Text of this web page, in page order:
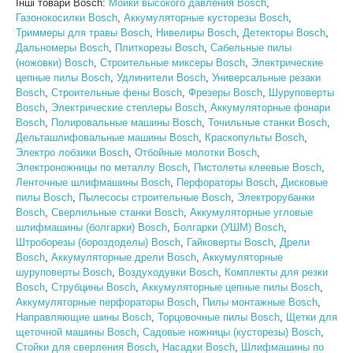
Інші товари Bosch: Мойки высокого давления Bosch,
Газонокосилки Bosch, Аккумуляторные кусторезы Bosch,
Триммеры для травы Bosch, Нивелиры Bosch, Детекторы Bosch,
Дальномеры Bosch, Плиткорезы Bosch, Сабельные пилы
(ножовки) Bosch, Строительные миксеры Bosch, Электрические
цепные пилы Bosch, Удлинители Bosch, Универсальные резаки
Bosch, Строительные фены Bosch, Фрезеры Bosch, Шуруповерты
Bosch, Электрические степлеры Bosch, Аккумуляторные фонари
Bosch, Полировальные машины Bosch, Точильные станки Bosch,
Дельташлифовальные машины Bosch, Краскопульты Bosch,
Электро лобзики Bosch, Отбойные молотки Bosch,
Электроножницы по металлу Bosch, Пистолеты клеевые Bosch,
Ленточные шлифмашины Bosch, Перфораторы Bosch, Дисковые
пилы Bosch, Пылесосы строительные Bosch, Электрорубанки
Bosch, Сверлильные станки Bosch, Аккумуляторные угловые
шлифмашины (болгарки) Bosch, Болгарки (УШМ) Bosch,
Штроборезы (бороздоделы) Bosch, Гайковерты Bosch, Дрели
Bosch, Аккумуляторные дрели Bosch, Аккумуляторные
шуруповерты Bosch, Воздуходувки Bosch, Комплекты для резки
Bosch, Струбцины Bosch, Аккумуляторные цепные пилы Bosch,
Аккумуляторные перфораторы Bosch, Пилы монтажные Bosch,
Направляющие шины Bosch, Торцовочные пилы Bosch, Щетки для
щеточной машины Bosch, Садовые ножницы (кусторезы) Bosch,
Стойки для сверления Bosch, Насадки Bosch, Шлифмашины по